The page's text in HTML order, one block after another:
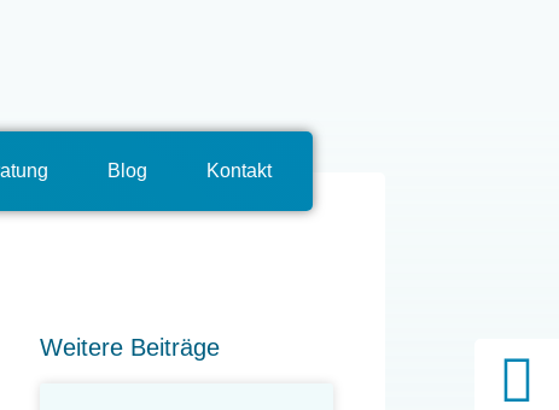
Blog Kontakt
Weitere Beiträge